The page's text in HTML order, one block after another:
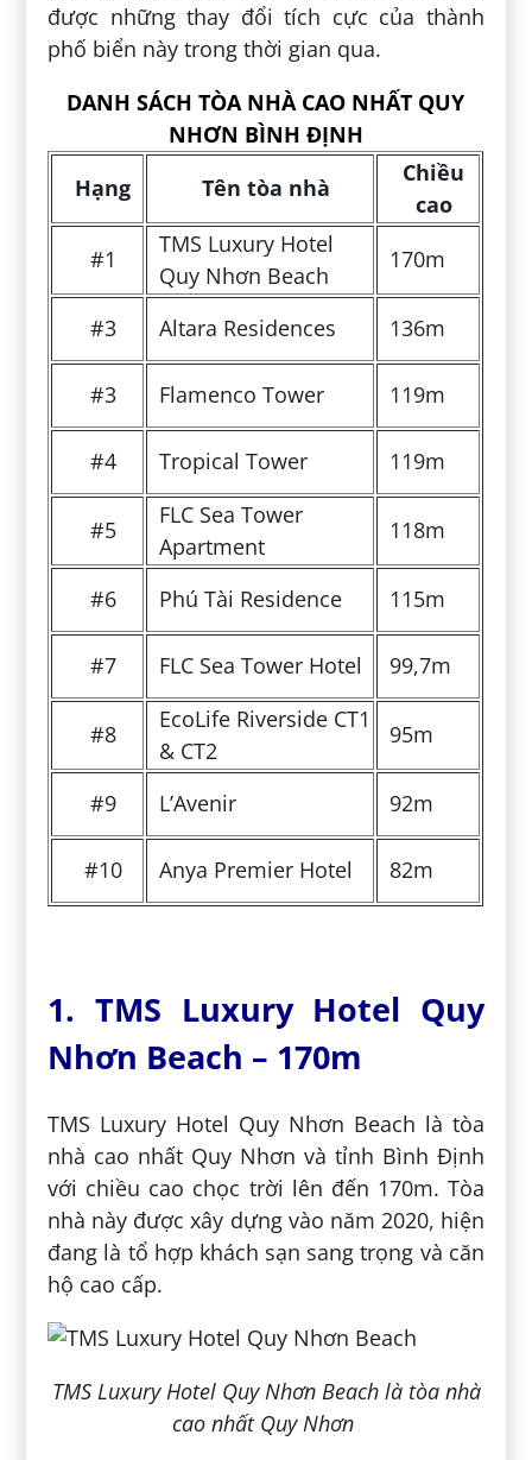
được những thay đổi tích cực của thành
phố biển này trong thời gian qua.
DANH SÁCH TÒA NHÀ CAO NHẤT QUY
NHƠN BÌNH ĐỊNH
Hạng
Tên tòa nhà
Chiều
cao
#1
TMS Luxury Hotel
Quy Nhơn Beach
170m
#3 Altara Residences 136m
#3 Flamenco Tower 119m
#4 Tropical Tower 119m
#5
FLC Sea Tower
Apartment
118m
#6 Phú Tài Residence 115m
#7 FLC Sea Tower Hotel 99,7m
#8
EcoLife Riverside CT1
& CT2
95m
#9 L’Avenir 92m
#10 Anya Premier Hotel 82m
1. TMS Luxury Hotel Quy
Nhơn Beach – 170m
TMS Luxury Hotel Quy Nhơn Beach là tòa
nhà cao nhất Quy Nhơn và tỉnh Bình Định
với chiều cao chọc trời lên đến 170m. Tòa
nhà này được xây dựng vào năm 2020, hiện
đang là tổ hợp khách sạn sang trọng và căn
hộ cao cấp.
TMS Luxury Hotel Quy Nhơn Beach là tòa nhà
cao nhất Quy Nhơn